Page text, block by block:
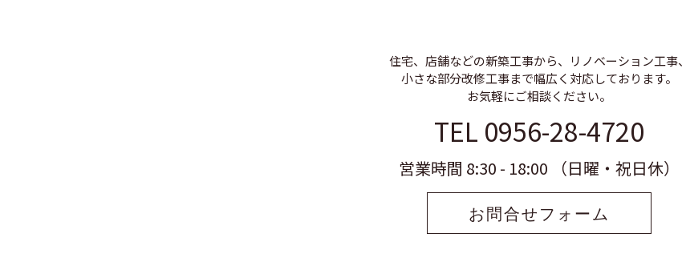
住宅、店舗などの新築工事から、リノベーション工事、
小さな部分改修工事まで幅広く対応しております。
お気軽にご相談ください。
TEL 0956-28-4720
営業時間 8:30 - 18:00 （日曜・祝日休）
お問合せフォーム